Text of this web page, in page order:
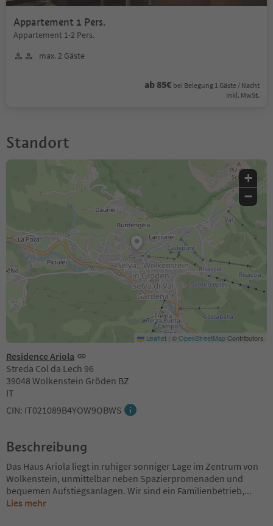
Appartement 1 Pers.
Appartement 1-2 Pers.
max. 2 Gäste
ab 85€ bei Belegung 1 Gäste / Nacht
Inkl. MwSt.
Standort
Residence Ariola
Streda Col da Lech 96
39048 Wolkenstein Gröden BZ
IT
CIN: IT021089B4YOW9OBWS
+
−
Leaflet | ©OpenStreetMapContributors
Beschreibung
Das Haus Ariola liegt in ruhiger sonniger Lage im Zentrum von
Wolkenstein, unmittelbar neben Spazierpromenaden und
bequemen Aufstiegsanlagen. Wir sind ein Familienbetrieb,...
Lies mehr